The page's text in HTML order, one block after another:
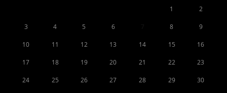
1 2
3 4 5 6 8 9
10 11 12 13 14 15 16
17 18 19 20 21 22 23
24 25 26 27 28 29 30